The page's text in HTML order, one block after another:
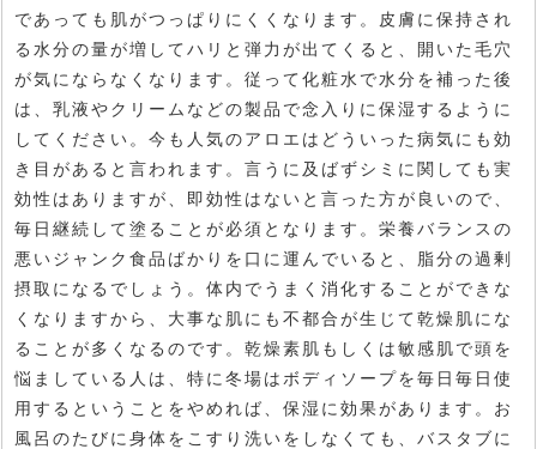
であっても肌がつっぱりにくくなります。皮膚に保持され
る水分の量が増してハリと弾力が出てくると、開いた毛穴
が気にならなくなります。従って化粧水で水分を補った後
は、乳液やクリームなどの製品で念入りに保湿するように
してください。今も人気のアロエはどういった病気にも効
き目があると言われます。言うに及ばずシミに関しても実
効性はありますが、即効性はないと言った方が良いので、
毎日継続して塗ることが必須となります。栄養バランスの
悪いジャンク食品ばかりを口に運んでいると、脂分の過剰
摂取になるでしょう。体内でうまく消化することができな
くなりますから、大事な肌にも不都合が生じて乾燥肌にな
ることが多くなるのです。乾燥素肌もしくは敏感肌で頭を
悩ましている人は、特に冬場はボディソープを毎日毎日使
用するということをやめれば、保湿に効果があります。お
風呂のたびに身体をこすり洗いをしなくても、バスタブに